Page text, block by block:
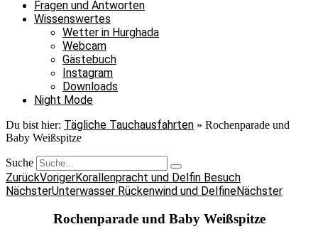
Fragen und Antworten
Wissenswertes
Wetter in Hurghada
Webcam
Gästebuch
Instagram
Downloads
Night Mode
Du bist hier: Tägliche Tauchausfahrten » Rochenparade und
Baby Weißspitze
Suche
ZurückVorigerKorallenpracht und Delfin Besuch
NächsterUnterwasser Rückenwind und DelfineNächster
Rochenparade und Baby Weißspitze